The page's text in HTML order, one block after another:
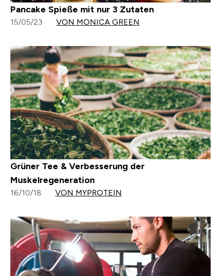
Pancake Spieße mit nur 3 Zutaten
15/05/23 VON MONICA GREEN
Grüner Tee & Verbesserung der
Muskelregeneration
16/10/18 VON MYPROTEIN